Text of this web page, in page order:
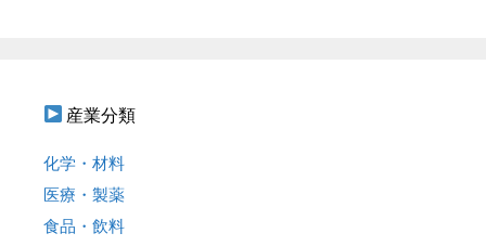
産業分類
化学・材料
医療・製薬
食品・飲料